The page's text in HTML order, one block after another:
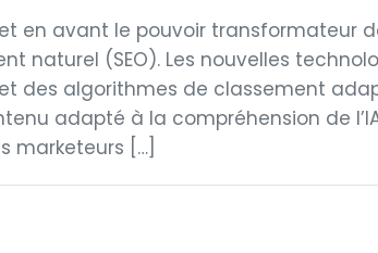
en avant le pouvoir transformateur
naturel (SEO). Les nouvelles
des algorithmes de classement
adapté à la compréhension de
marketeurs […]